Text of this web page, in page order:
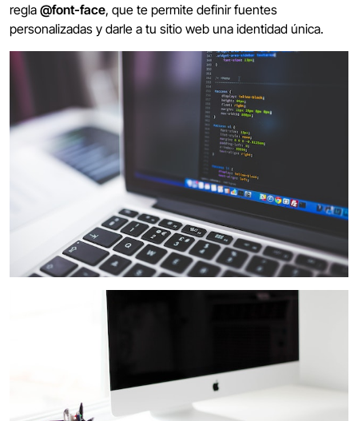
regla @font-face, que te permite definir fuentes
personalizadas y darle a tu sitio web una identidad única.